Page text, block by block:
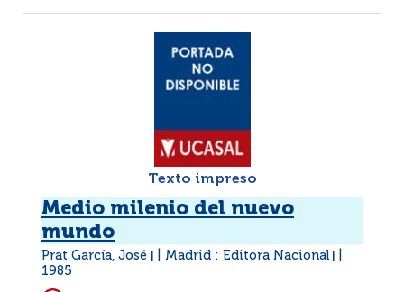
Texto impreso
Medio milenio del nuevo
mundo
Prat García, José Madrid : Editora Nacional
1985